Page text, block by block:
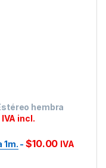
hembra
IVA incl.
1m. -$10.00 IVA